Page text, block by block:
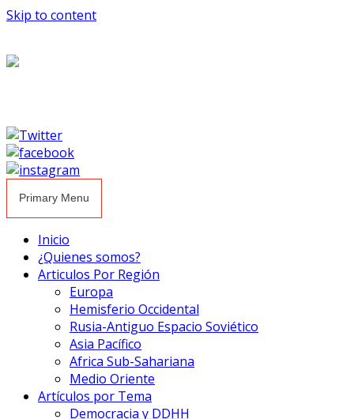
Skip to content
Primary Menu
Inicio
¿Quienes somos?
Articulos Por Región
Europa
Hemisferio Occidental
Rusia-Antiguo Espacio Soviético
Asia Pacífico
Africa Sub-Sahariana
Medio Oriente
Artículos por Tema
Democracia y DDHH